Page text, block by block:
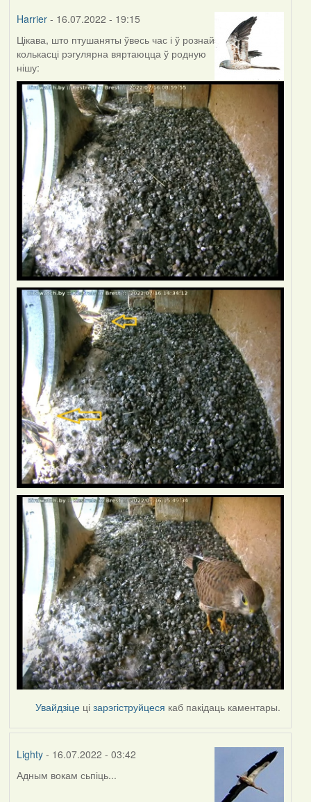
Harrier- 16.07.2022 - 19:15
Цікава, што птушаняты ўвесь час і ў рознай
колькасці рэгулярна вяртаюцца ў родную
нішу:
Увайдзіце цізарэгіструйцеся каб пакідаць каментары.
Lighty- 16.07.2022 - 03:42
Адным вокам сьпіць...